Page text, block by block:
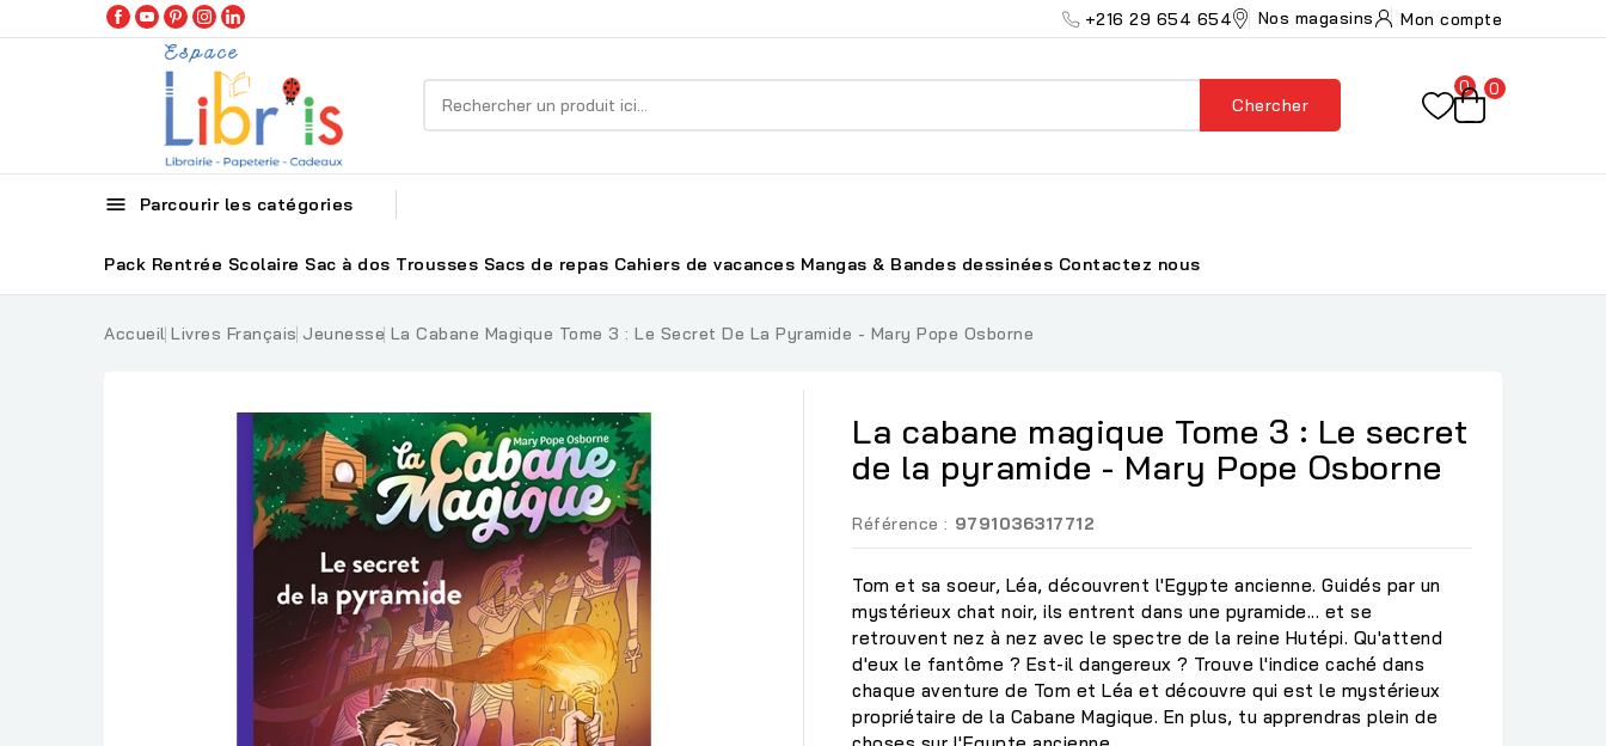
+216 29 654 654 Nos magasins Mon compte
Chercher
0 0
 Parcourir les catégories
Pack Rentrée Scolaire Sac à dos Trousses Sacs de repas Cahiers de vacances Mangas & Bandes dessinées Contactez nous
Accueil Livres Français Jeunesse La Cabane Magique Tome 3 : Le Secret De La Pyramide - Mary Pope Osborne
La cabane magique Tome 3 : Le secret
de la pyramide - Mary Pope Osborne
Référence : 9791036317712
Tom et sa soeur, Léa, découvrent l'Egypte ancienne. Guidés par un
mystérieux chat noir, ils entrent dans une pyramide... et se
retrouvent nez à nez avec le spectre de la reine Hutépi. Qu'attend
d'eux le fantôme ? Est-il dangereux ? Trouve l'indice caché dans
chaque aventure de Tom et Léa et découvre qui est le mystérieux
propriétaire de la Cabane Magique. En plus, tu apprendras plein de